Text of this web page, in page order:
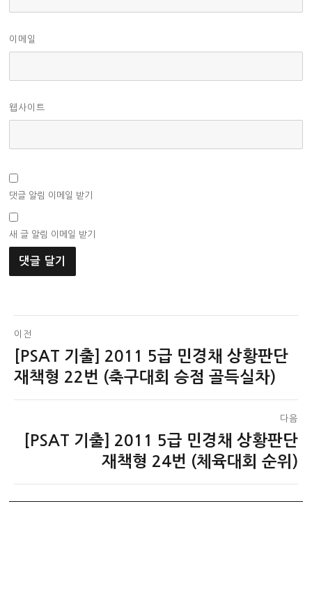
이메일
웹사이트
댓글 알림 이메일 받기
새 글 알림 이메일 받기
글
탐
색
이전
이
전
[PSAT 기출] 2011 5급 민경채 상황판단
재책형 22번 (축구대회 승점 골득실차)
다음
[PSAT 기출] 2011 5급 민경채 상황판단
재책형 24번 (체육대회 순위)